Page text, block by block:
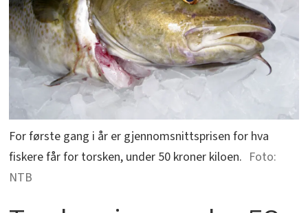
For første gang i år er gjennomsnittsprisen for hva
fiskere får for torsken, under 50 kroner kiloen.
NTB